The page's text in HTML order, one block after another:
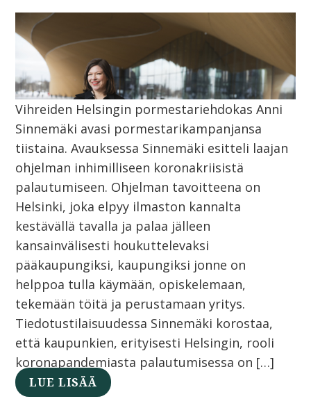
Vihreiden Helsingin pormestariehdokas Anni
Sinnemäki avasi pormestarikampanjansa
tiistaina. Avauksessa Sinnemäki esitteli laajan
ohjelman inhimilliseen koronakriisistä
palautumiseen. Ohjelman tavoitteena on
Helsinki, joka elpyy ilmaston kannalta
kestävällä tavalla ja palaa jälleen
kansainvälisesti houkuttelevaksi
pääkaupungiksi, kaupungiksi jonne on
helppoa tulla käymään, opiskelemaan,
tekemään töitä ja perustamaan yritys.
Tiedotustilaisuudessa Sinnemäki korostaa,
että kaupunkien, erityisesti Helsingin, rooli
koronapandemiasta palautumisessa on […]
LUE LISÄÄ